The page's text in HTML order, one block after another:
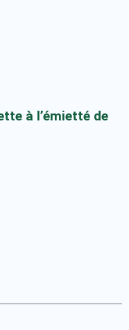
à l’émietté de